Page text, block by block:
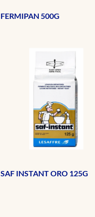
FERMIPAN 500G
SAF INSTANT ORO 125G